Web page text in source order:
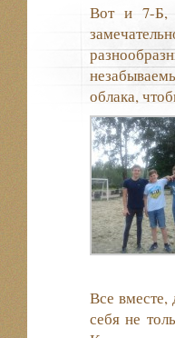
Вот и 7-Б,
облака,
Все вместе,
себя не